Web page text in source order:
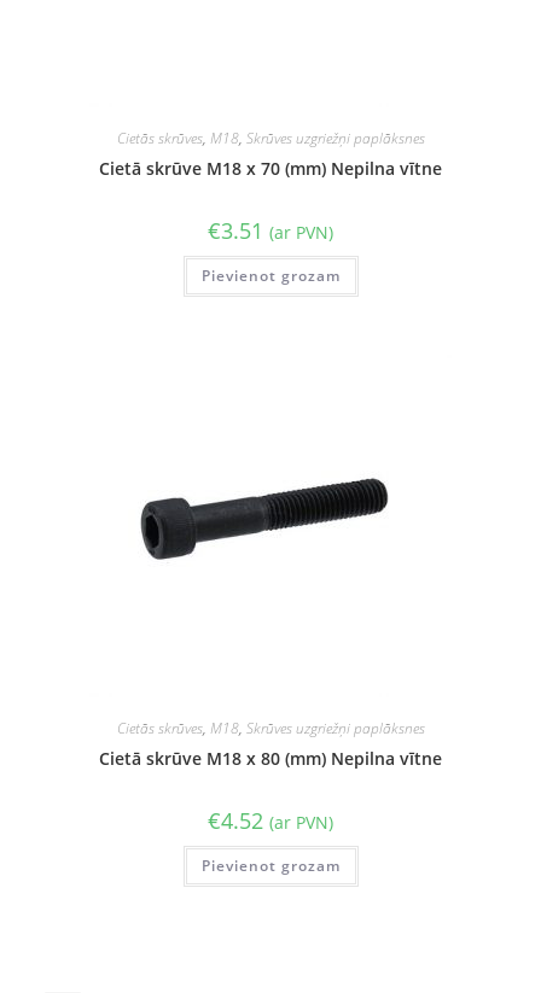
Cietās skrūves, M18, Skrūves uzgriežņi paplāksnes
Cietā skrūve M18 x 70 (mm) Nepilna vītne
€3.51 (ar PVN)
Pievienot grozam
Cietās skrūves, M18, Skrūves uzgriežņi paplāksnes
Cietā skrūve M18 x 80 (mm) Nepilna vītne
€4.52 (ar PVN)
Pievienot grozam